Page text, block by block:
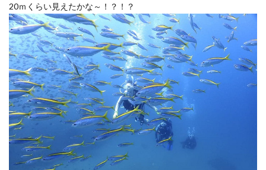
20ｍくらい見えたかな～！？！？